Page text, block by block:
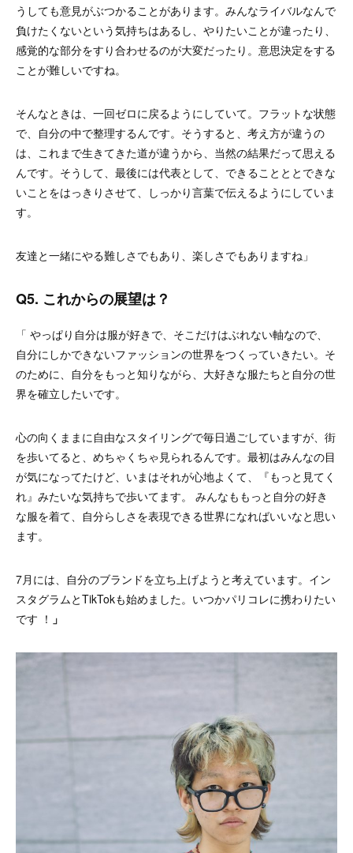
うしても意見がぶつかることがあります。みんなライバルなんで
負けたくないという気持ちはあるし、やりたいことが違ったり、
感覚的な部分をすり合わせるのが大変だったり。意思決定をする
ことが難しいですね。
そんなときは、一回ゼロに戻るようにしていて。フラットな状態
で、自分の中で整理するんです。そうすると、考え方が違うの
は、これまで生きてきた道が違うから、当然の結果だって思える
んです。そうして、最後には代表として、できることととできな
いことをはっきりさせて、しっかり言葉で伝えるようにしていま
す。
友達と一緒にやる難しさでもあり、楽しさでもありますね」
Q5. これからの展望は？
「 やっぱり自分は服が好きで、そこだけはぶれない軸なので、
自分にしかできないファッションの世界をつくっていきたい。そ
のために、自分をもっと知りながら、大好きな服たちと自分の世
界を確立したいです。
心の向くままに自由なスタイリングで毎日過ごしていますが、街
を歩いてると、めちゃくちゃ見られるんです。最初はみんなの目
が気になってたけど、いまはそれが心地よくて、『もっと見てく
れ』みたいな気持ちで歩いてます。 みんなももっと自分の好き
な服を着て、自分らしさを表現できる世界になればいいなと思い
ます。
7月には、自分のブランドを立ち上げようと考えています。イン
スタグラムとTikTokも始めました。いつかパリコレに携わりたい
です ！ 」